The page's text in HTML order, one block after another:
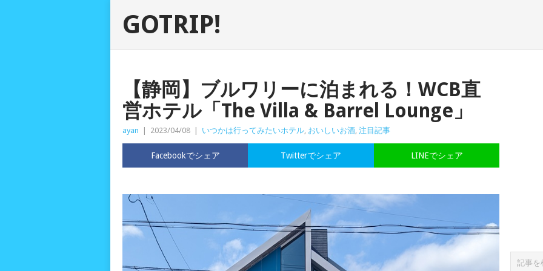
GOTRIP!
【静岡】ブルワリーに泊まれる！WCB直
営ホテル「The Villa & Barrel Lounge」
ayan 2023/04/08 いつかは行ってみたいホテル, おいしいお酒, 注目記事
Facebookでシェア LINEでシェア
Twitterでシェア